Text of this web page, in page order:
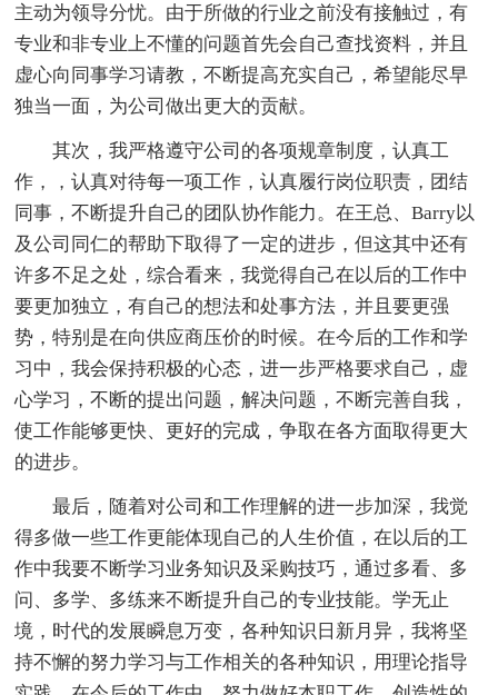
主动为领导分忧。由于所做的行业之前没有接触过，有
专业和非专业上不懂的问题首先会自己查找资料，并且
虚心向同事学习请教，不断提高充实自己，希望能尽早
独当一面，为公司做出更大的贡献。
其次，我严格遵守公司的各项规章制度，认真工
作，，认真对待每一项工作，认真履行岗位职责，团结
同事，不断提升自己的团队协作能力。在王总、Barry以
及公司同仁的帮助下取得了一定的进步，但这其中还有
许多不足之处，综合看来，我觉得自己在以后的工作中
要更加独立，有自己的想法和处事方法，并且要更强
势，特别是在向供应商压价的时候。在今后的工作和学
习中，我会保持积极的心态，进一步严格要求自己，虚
心学习，不断的提出问题，解决问题，不断完善自我，
使工作能够更快、更好的完成，争取在各方面取得更大
的进步。
最后，随着对公司和工作理解的进一步加深，我觉
得多做一些工作更能体现自己的人生价值，在以后的工
作中我要不断学习业务知识及采购技巧，通过多看、多
问、多学、多练来不断提升自己的专业技能。学无止
境，时代的发展瞬息万变，各种知识日新月异，我将坚
持不懈的努力学习与工作相关的各种知识，用理论指导